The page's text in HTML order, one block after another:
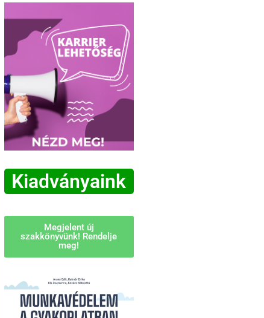
Kiadványaink
Megjelent új
szakkönyvünk! Rendelje
meg!